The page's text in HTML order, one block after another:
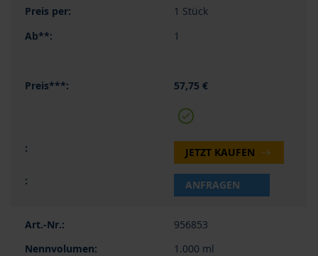
1 Stück
1
57,75 €
JETZT KAUFEN
ANFRAGEN
956853
1.000 ml